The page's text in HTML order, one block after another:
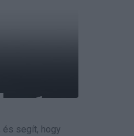
és segít, hogy